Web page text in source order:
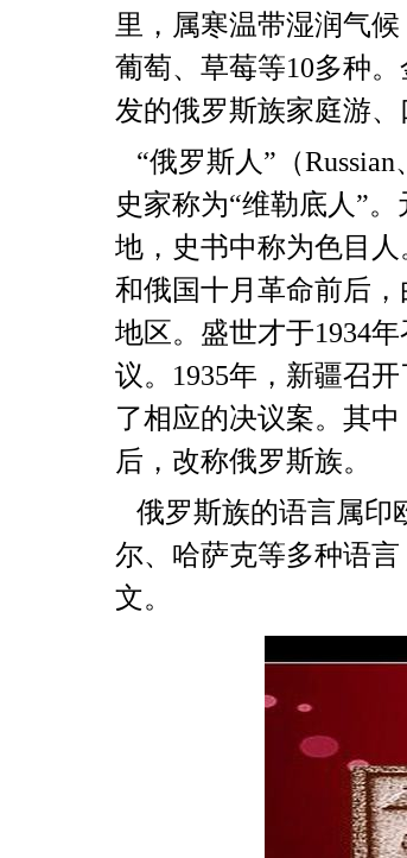
里，属寒温带湿润气
葡萄、草莓等10多种
发的俄罗斯族家庭游
“俄罗斯人 ” （Russian、
史家称为“维勒底人 ”。
地，史书中称为色目
和俄国十月革命前后
地区。盛世才于1934年
议。 1935年，新疆召
了相应的决议案。其
后，改称俄罗斯族。
俄罗斯族的语言属印
尔、哈萨克等多种语
文。